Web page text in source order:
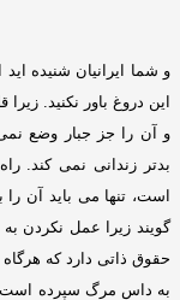
و شما ایرانیان شنیده
این دروغ باور نکنید
زیرا
و آن را جز جبار وضع
بدتر زندانی نمی کند
.
است، تنها می باید آن را
گویند زیرا عمل نکردن
حقوق ذاتی دارد که هرگاه
به داس مرگ سپرده است